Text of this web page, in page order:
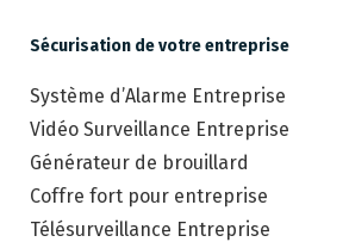
Sécurisation de votre entreprise
Système d’Alarme Entreprise
Vidéo Surveillance Entreprise
Générateur de brouillard
Coffre fort pour entreprise
Télésurveillance Entreprise